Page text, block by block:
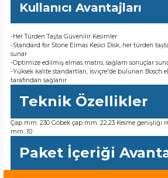
Kullanıcı Avantajları
-Her Türden Taşta Güvenilir Kesimler
-Standard for Stone Elmas Kesici Disk, her türden
sunar
-Optimize edilmiş elmas matris, sağlam sonuçlar
-Yüksek kalite standartları, İsviçre'de bulunan Bosch
tarafından sağlanır
Teknik Özellikler
Çap mm: 230 Göbek çap mm: 22,23 Kesme genişliği
mm: 10
Paket İçeriği